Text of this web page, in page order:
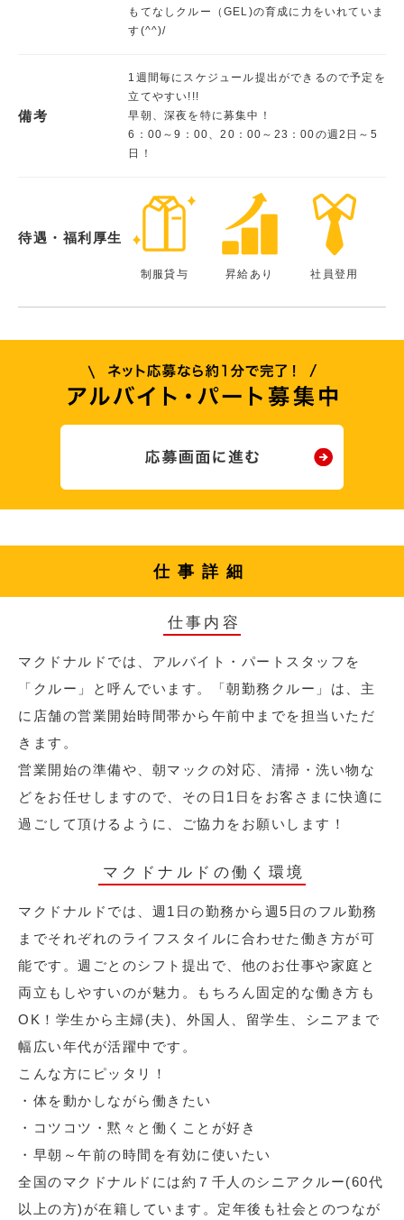
もてなしクルー（GEL)の育成に力をいれていま
す(^^)/
備考
1週間毎にスケジュール提出ができるので予定を
立てやすい!!!
早朝、深夜を特に募集中！
6：00～9：00、20：00～23：00の週2日～5
日！
待遇・福利厚生
制服貸与 昇給あり 社員登用
仕事詳細
仕事内容
マクドナルドでは、アルバイト・パートスタッフを
「クルー」と呼んでいます。「朝勤務クルー」は、主
に店舗の営業開始時間帯から午前中までを担当いただ
きます。
営業開始の準備や、朝マックの対応、清掃・洗い物な
どをお任せしますので、その日1日をお客さまに快適に
過ごして頂けるように、ご協力をお願いします！
マクドナルドの働く環境
マクドナルドでは、週1日の勤務から週5日のフル勤務
までそれぞれのライフスタイルに合わせた働き方が可
能です。週ごとのシフト提出で、他のお仕事や家庭と
両立もしやすいのが魅力。もちろん固定的な働き方も
OK！学生から主婦(夫)、外国人、留学生、シニアまで
幅広い年代が活躍中です。
こんな方にピッタリ！
・体を動かしながら働きたい
・コツコツ・黙々と働くことが好き
・早朝～午前の時間を有効に使いたい
全国のマクドナルドには約７千人のシニアクルー(60代
以上の方)が在籍しています。定年後も社会とのつなが